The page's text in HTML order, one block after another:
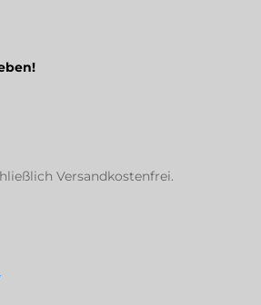
Versandkostenfrei.